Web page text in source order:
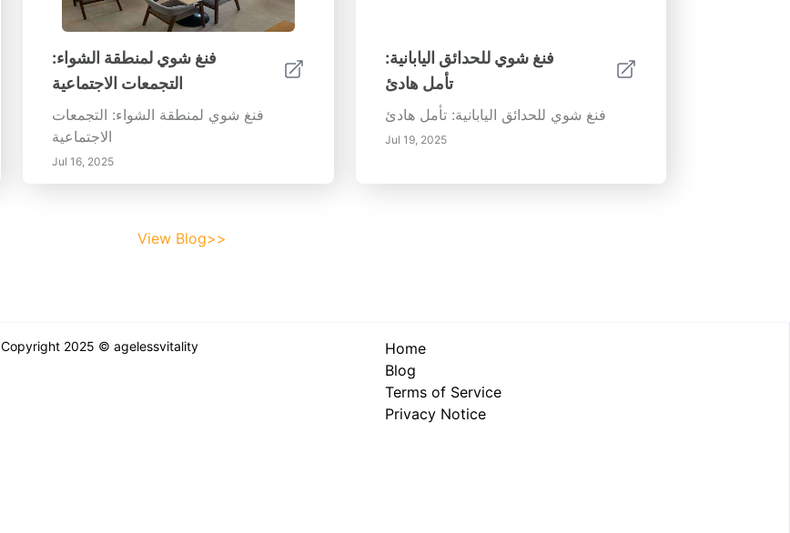
فنغ شوي لمنطقة الشواء:
التجمعات الاجتماعية
فنغ شوي لمنطقة الشواء: التجمعات
الاجتماعية
Jul 16, 2025
فنغ شوي للحدائق اليابانية:
تأمل هادئ
فنغ شوي للحدائق اليابانية: تأمل هادئ
Jul 19, 2025
View Blog>>
Copyright 2025 © agelessvitality
Home
Blog
Terms of Service
Privacy Notice